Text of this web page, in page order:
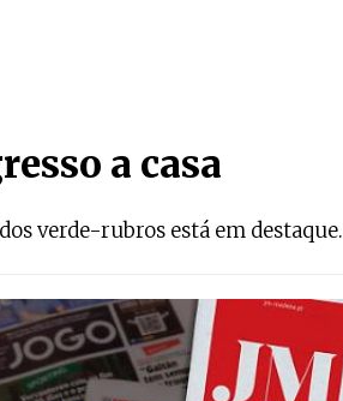
a casa
verde-rubros está em destaque.